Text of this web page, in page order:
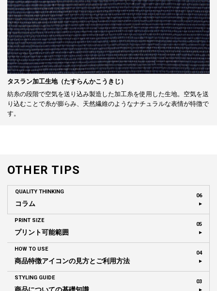
タスラン加工生地（たすらんかこうきじ）
紡糸の段階で空気を送り込み製造した加工糸を使用した生地。空気を送
り込むことで糸が膨らみ、天然繊維のようなナチュラルな表情が特徴で
す。
OTHER TIPS
06
QUALITY THINKING
コラム
05
PRINT SIZE
プリント可能範囲
04
HOW TO USE
商品特徴アイコンの見方とご利用方法
03
STYLING GUIDE
商品についての基礎知識